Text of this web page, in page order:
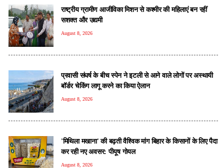
राष्ट्रीय ग्रामीण आजीविका मिशन से कश्मीर की महिलाएं बन रहीं
सशक्त और उद्यमी
August 8, 2026
प्रवासी संघर्ष के बीच स्पेन ने इटली से आने वाले लोगों पर अस्थायी
बॉर्डर चेकिंग लागू करने का किया ऐलान
August 8, 2026
'मिथिला मखाना' की बढ़ती वैश्विक मांग बिहार के किसानों के लिए पैदा
कर रही नए अवसर: पीयूष गोयल
August 8, 2026